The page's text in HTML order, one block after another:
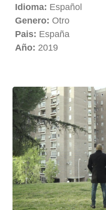
Idioma: Español
Genero: Otro
Pais: España
Año: 2019